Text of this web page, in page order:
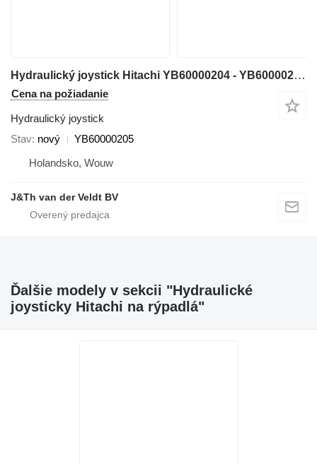
Hydraulický joystick Hitachi YB60000204 - YB60000205 na rýpadla Hitachi ZX200-5 ZX200-6 ZX135-6 ZX250-6 ZX160-5 ZX280-5 ZX190-6 ZX200-5G ZX210-5G ZX330-5G ZX240-5G ZX250-5B ZX350-5B ZX85US-6 ZX180-5B ZX290-5B ZX225US-6 ZX135US-5 ZX135US-6 ZX75US-5B ZX225US-5B ZX120-6 ZX130-5 ZX130-6 ZX120-5B
Cena na požiadanie
Hydraulický joystick
Stav nový
YB60000205
Holandsko, Wouw
J&Th van der Veldt BV
Ďalšie modely v sekcii "Hydraulické
joysticky Hitachi na rýpadlá"